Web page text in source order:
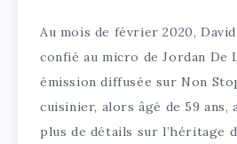
Au mois de février 2020,
confié au micro de Jordan De
émission diffusée sur Non
cuisinier, alors âgé de 59 ans,
plus de détails sur l’héritage